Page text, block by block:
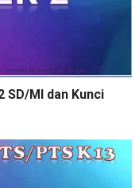
SD/MI dan Kunci